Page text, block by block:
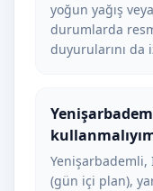
yoğun yağış
durumlarda
duyurularını da
(gün içi plan),